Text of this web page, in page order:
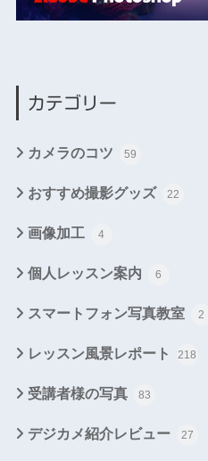
カテゴリー
カメラのコツ 59
おすすめ撮影グッズ 22
画像加工 4
個人レッスン案内 6
スマートフォン写真教室 2
レッスン風景レポート 218
受講者様の写真 83
デジカメ紹介レビュー 27